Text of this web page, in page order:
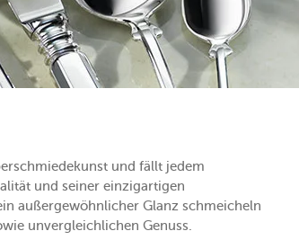
und fällt jedem
und seiner einzigartigen
außergewöhnlicher Glanz schmeicheln
unvergleichlichen Genuss.